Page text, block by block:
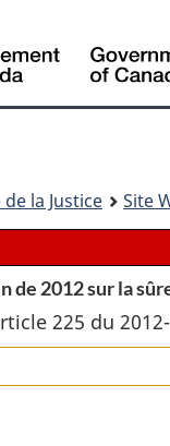
la Justice Site
de 2012 sur la
225 du